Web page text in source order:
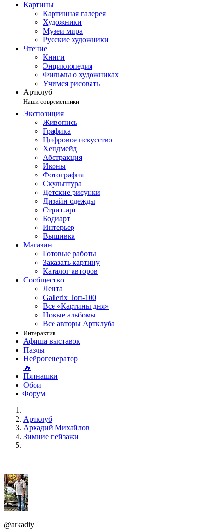
Картины
Картинная галерея
Художники
Музеи мира
Русские художники
Чтение
Книги
Энциклопедия
Фильмы о художниках
Учимся рисовать
Артклуб
Наши современники
Экспозиция
Живопись
Графика
Цифровое искусство
Хендмейд
Абстракция
Иконы
Фотография
Скульптура
Детские рисунки
Дизайн одежды
Стрит-арт
Бодиарт
Интерьер
Вышивка
Магазин
Готовые работы
Заказать картину
Каталог авторов
Сообщество
Лента
Gallerix Топ-100
Все «Картины дня»
Новые альбомы
Все авторы Артклуба
Интерактив
Афиша выставок
Пазлы
Нейрогенератор
🔥
Пятнашки
Обои
Форум
Артклуб
Аркадий Михайлов
Зимние пейзажи
@arkadiy